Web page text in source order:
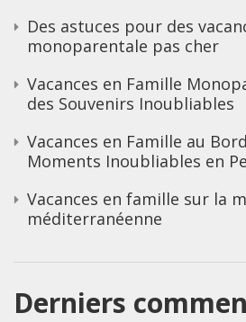
Des astuces pour des
monoparentale pas cher
Vacances en Famille
des Souvenirs Inoubliables
Vacances en Famille au
Moments Inoubliables en
Vacances en famille sur la
méditerranéenne
Derniers